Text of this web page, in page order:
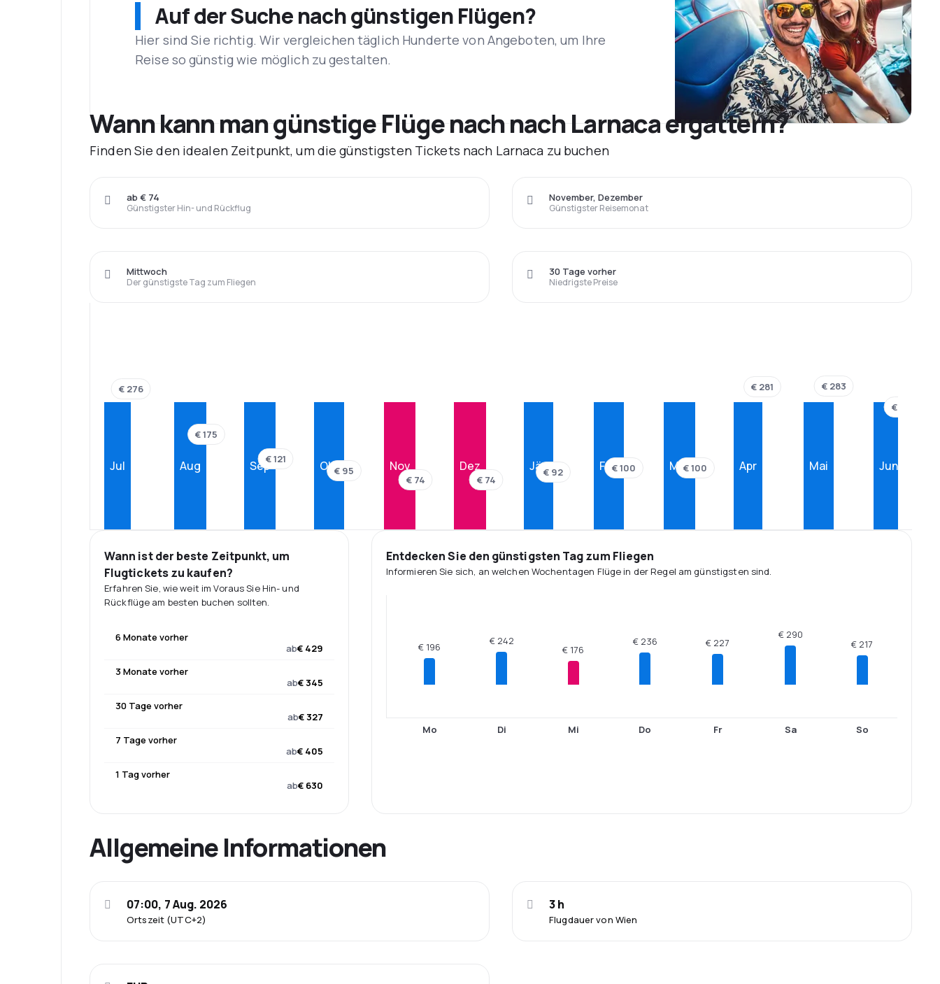
Auf der Suche nach günstigen Flügen?
Hier sind Sie richtig. Wir vergleichen täglich Hunderte von Angeboten, um Ihre
Reise so günstig wie möglich zu gestalten.
Wann kann man günstige Flüge nach nach Larnaca ergattern?
Finden Sie den idealen Zeitpunkt, um die günstigsten Tickets nach Larnaca zu buchen
Günstigster Hin- und Rückflug
ab € 74
Günstigster Reisemonat
November, Dezember
Der günstigste Tag zum Fliegen
Mittwoch
Niedrigste Preise
30 Tage vorher
Jul
€ 276
Aug
€ 175
Sep€ 121 Okt€ 95 Nov
€ 74
Dez
€ 74
Jän€ 92 Feb€ 100 Mär€ 100 Apr
€ 281
Mai
€ 283
Jun
€ 236
Wann ist der beste Zeitpunkt, um
Flugtickets zu kaufen?
Erfahren Sie, wie weit im Voraus Sie Hin- und
Rückflüge am besten buchen sollten.
6 Monate vorher
ab€ 429
3 Monate vorher
ab€ 345
30 Tage vorher
ab€ 327
7 Tage vorher
ab€ 405
1 Tag vorher
ab€ 630
Entdecken Sie den günstigsten Tag zum Fliegen
Informieren Sie sich, an welchen Wochentagen Flüge in der Regel am günstigsten sind.
€ 196
Mo
€ 242
Di
€ 176
Mi
€ 236
Do
€ 227
Fr
€ 290
Sa
€ 217
So
Allgemeine Informationen
Ortszeit (UTC+2)
07:00, 7 Aug. 2026
Flugdauer von Wien
3 h